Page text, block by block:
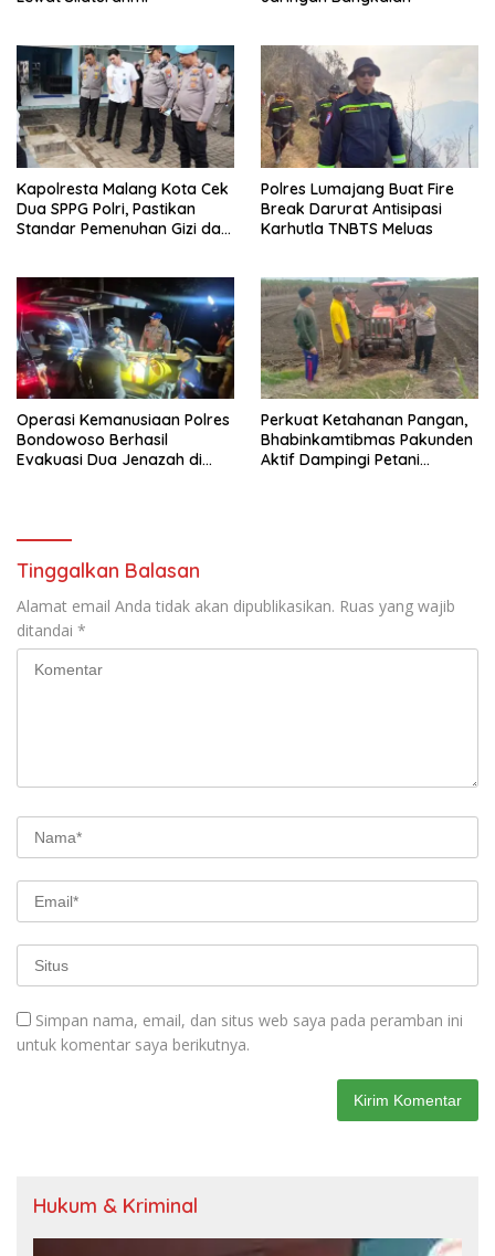
Kapolresta Malang Kota Cek
Dua SPPG Polri, Pastikan
Standar Pemenuhan Gizi dan
Polres Lumajang Buat Fire
Break Darurat Antisipasi
Karhutla TNBTS Meluas
Operasi Kemanusiaan Polres
Bondowoso Berhasil
Evakuasi Dua Jenazah di
Perkuat Ketahanan Pangan,
Bhabinkamtibmas Pakunden
Aktif Dampingi Petani
Tinggalkan Balasan
Alamat email Anda tidak akan dipublikasikan. Ruas yang wajib
ditandai *
Simpan nama, email, dan situs web saya pada peramban ini
untuk komentar saya berikutnya.
Hukum & Kriminal